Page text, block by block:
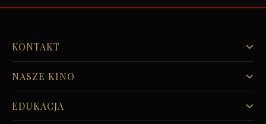
KONTAKT
NASZE KINO
EDUKACJA